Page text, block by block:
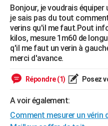
Essais
Réserver un essai
Citadines
Berlines
SUV
Forum auto
+HIGH-TECH
Mobiles
Meilleur smartphone
Internet
Ordinateurs
Jeux vidéo
Guide high-tech
+BRICOLAGE
Forum
Aménagement intérieur
Extérieur
Cuisine
Salle de bains
Jardinage
Rangement
WEEK-END
Guides de France
Escapades
Patrimoine
Expositions
Musées
Week-end nature
LIFESTYLE
SANTE
Alimentation
Guide de la santé
Maladies
Médicaments
Sommeil
VOYAGE
Bonjour, je voudrais
je sais pas du tout
verins qu'il me faut.Pout
kilos, mesure 1m60 de
q'il me faut un verin à
merci d'avance.
Répondre (1) Posez
A voir également:
Comment mesurer un vérin